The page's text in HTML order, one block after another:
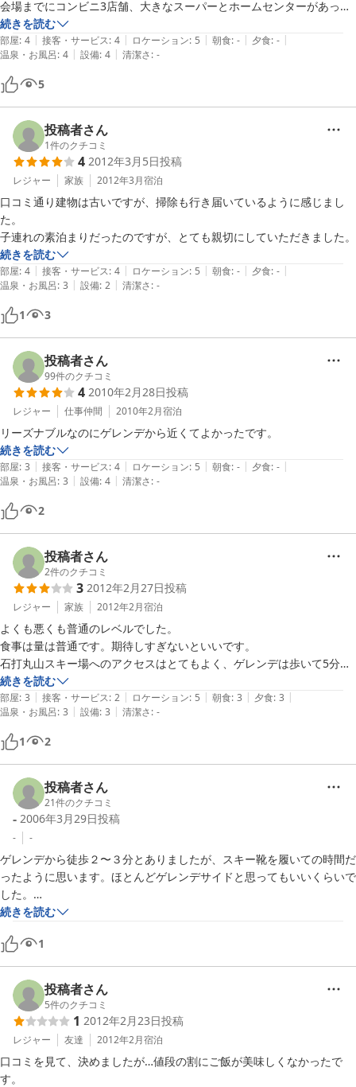
会場までにコンビニ3店舗、大きなスーパーとホームセンターがあっ
て、すごく便利でした。
ロッヂというものをはじめて利用して戸惑いもありましたが、
入浴も22時までとありましたが、24時以降にチェックインしても、
シャワーを貸していただくことが出来、助かりました。
ありがとうございました。
続きを読む
部屋: 4 | 接客・サービス: 4 | ロケーション: 5 | 朝食: - | 夕食: - |
温泉・お風呂: 4 | 設備: 4 | 清潔さ: -
5
投稿者さん
1件のクチコミ
4 2012年3月5日投稿
レジャー 家族 2012年3月宿泊
口コミ通り建物は古いですが、掃除も行き届いているように感じまし
た。
子連れの素泊まりだったのですが、とても親切にしていただきました。
続きを読む
部屋: 4 | 接客・サービス: 4 | ロケーション: 5 | 朝食: - | 夕食: - |
温泉・お風呂: 3 | 設備: 2 | 清潔さ: -
1 3
投稿者さん
99件のクチコミ
4 2010年2月28日投稿
レジャー 仕事仲間 2010年2月宿泊
リーズナブルなのにゲレンデから近くてよかったです。
続きを読む
部屋: 3 | 接客・サービス: 4 | ロケーション: 5 | 朝食: - | 夕食: - |
温泉・お風呂: 3 | 設備: 4 | 清潔さ: -
2
投稿者さん
2件のクチコミ
3 2012年2月27日投稿
レジャー 家族 2012年2月宿泊
よくも悪くも普通のレベルでした。
食事は量は普通です。期待しすぎないといいです。
石打丸山スキー場へのアクセスはとてもよく、ゲレンデは歩いて5分程
続きを読む
部屋: 3 | 接客・サービス: 2 | ロケーション: 5 | 朝食: 3 | 夕食: 3 |
温泉・お風呂: 3 | 設備: 3 | 清潔さ: -
1 2
投稿者さん
21件のクチコミ
- 2006年3月29日投稿
- -
ゲレンデから徒歩２〜３分とありましたが、スキー靴を履いての時間だ
ったように思います。ほとんどゲレンデサイドと思ってもいいくらいで
した。
当日はちょうどイベントがあってロッジから花火まで見えて感激しまし
食事もボリューム、味ともに満点で御飯もお代わりしてしまいました。
今回は、友達とグループでお邪魔しましたが、今度は家族でいきたいと
おもいます。
続きを読む
1
投稿者さん
5件のクチコミ
1 2012年2月23日投稿
レジャー 友達 2012年2月宿泊
口コミを見て、決めましたが…値段の割にご飯が美味しくなかったで
す。